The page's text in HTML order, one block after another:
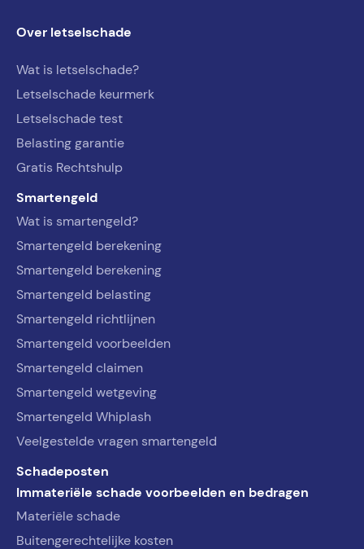
Over letselschade
Wat is letselschade?
Letselschade keurmerk
Letselschade test
Belasting garantie
Gratis Rechtshulp
Smartengeld
Wat is smartengeld?
Smartengeld berekening
Smartengeld berekening
Smartengeld belasting
Smartengeld richtlijnen
Smartengeld voorbeelden
Smartengeld claimen
Smartengeld wetgeving
Smartengeld Whiplash
Veelgestelde vragen smartengeld
Schadeposten
Immateriële schade voorbeelden en bedragen
Materiële schade
Buitengerechtelijke kosten